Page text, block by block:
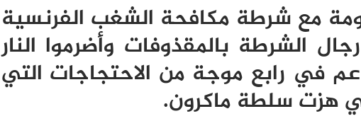
مع شرطة مكافحة الشغب الفرنسية
الشرطة بالمقذوفات وأضرموا النار
في رابع موجة من الاحتجاجات التي
هزت سلطة ماكرون.